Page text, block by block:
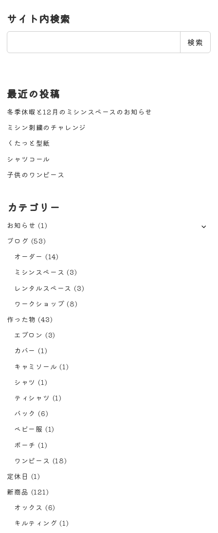
サイト内検索
検
検索
最近の投稿
冬季休暇と12月のミシンスペースのお知らせ
ミシン刺繍のチャレンジ
くたっと型紙
シャツコール
子供のワンピース
カテゴリー
お知らせ (1)
ブログ (53)
オーダー (14)
ミシンスペース (3)
レンタルスペース (3)
ワークショップ (8)
作った物 (43)
エプロン (3)
カバー (1)
キャミソール (1)
シャツ (1)
ティシャツ (1)
バック (6)
ベビー服 (1)
ポーチ (1)
ワンピース (18)
定休日 (1)
新商品 (121)
オックス (6)
キルティング (1)